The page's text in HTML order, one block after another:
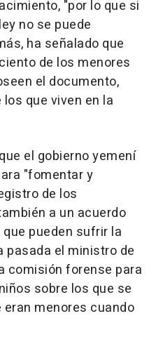
"por lo que si
no se puede
ha señalado que
de los menores
el documento,
que viven en la
el gobierno yemení
"fomentar y
de los
a un acuerdo
pueden sufrir la
pasada el ministro de
comisión forense para
sobre los que se
menores cuando